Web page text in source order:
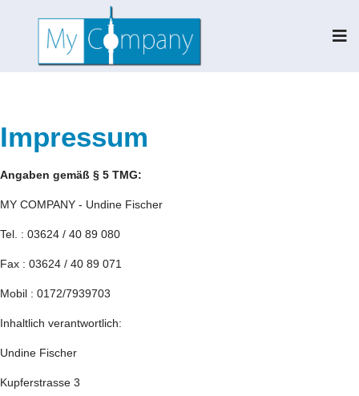
Impressum
Angaben gemäß § 5 TMG:
MY COMPANY - Undine Fischer
Tel. : 03624 / 40 89 080
Fax : 03624 / 40 89 071
Mobil : 0172/7939703
Inhaltlich verantwortlich:
Undine Fischer
Kupferstrasse 3